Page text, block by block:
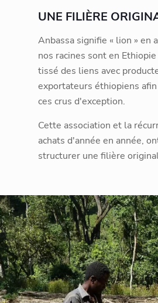
UNE FILIÈRE
Anbassa signifie « lion » en
nos racines sont en
tissé des liens avec
exportateurs éthiopiens
ces crus d'exception.
Cette association et la
achats d'année en année,
structurer une filière